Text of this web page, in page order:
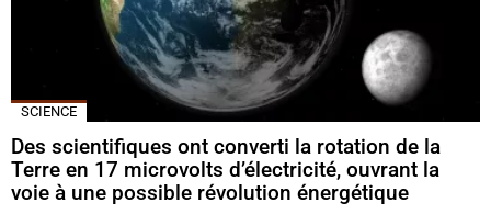
SCIENCE
Des scientifiques ont converti la rotation de la
Terre en 17 microvolts d’électricité, ouvrant la
voie à une possible révolution énergétique